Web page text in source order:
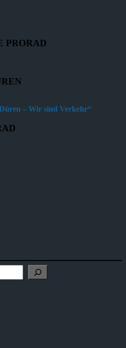
PRORAD
– Wir sind Verkehr“